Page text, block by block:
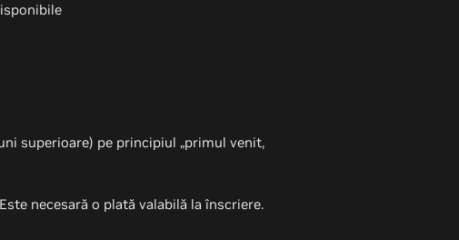
superioare) pe principiul „primul venit,
necesară o plată valabilă la înscriere.